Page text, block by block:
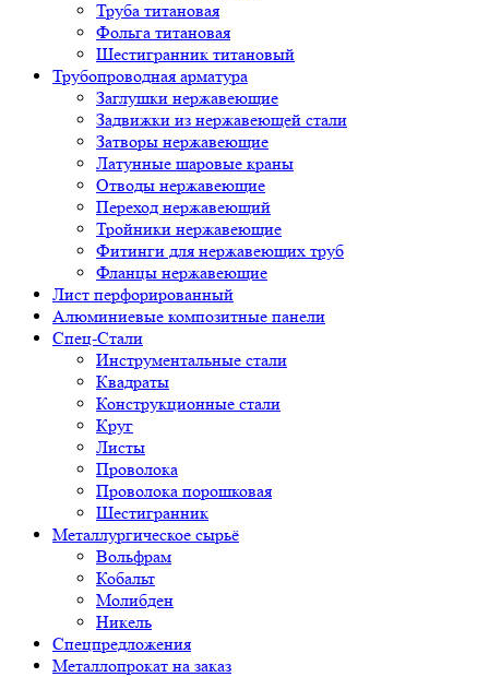
Труба титановая
Фольга титановая
Шестигранник титановый
Трубопроводная арматура
Заглушки нержавеющие
Задвижки из нержавеющей стали
Затворы нержавеющие
Латунные шаровые краны
Отводы нержавеющие
Переход нержавеющий
Тройники нержавеющие
Фитинги для нержавеющих труб
Фланцы нержавеющие
Лист перфорированный
Алюминиевые композитные панели
Спец-Стали
Инструментальные стали
Квадраты
Конструкционные стали
Круг
Листы
Проволока
Проволока порошковая
Шестигранник
Металлургическое сырьё
Вольфрам
Кобальт
Молибден
Никель
Спецпредложения
Металлопрокат на заказ